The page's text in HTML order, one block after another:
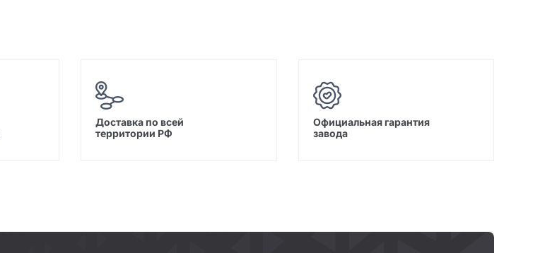
Доставка по всей
территории РФ
Официальная гарантия
завода